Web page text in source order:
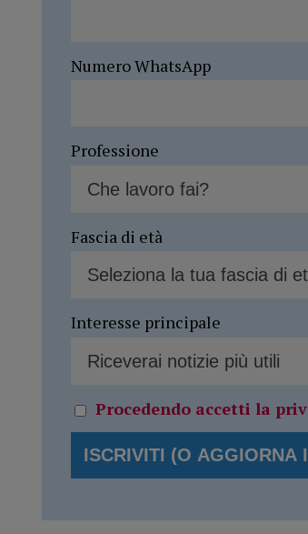
Numero WhatsApp
Professione
Fascia di età
Interesse principale
Procedendo accetti la